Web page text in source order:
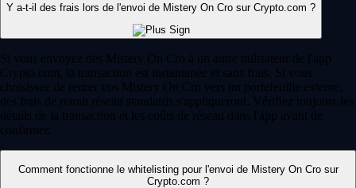
Y a-t-il des frais lors de l'envoi de Mistery On Cro sur Crypto.com ?
Si vous envoyez des Mistery On Cro à un autre utilisateur de l'app
Crypto.com, la transaction est instantanée et sans frais. Si vous
choisissez de retirer vos Mistery On Cro vers un portefeuille externe,
des frais de retrait réseau standards s'appliqueront. Vérifiez toujours les
détails de la transaction et les coûts de réseau dans l'app avant de
confirmer.
Comment fonctionne le whitelisting pour l'envoi de Mistery On Cro sur
Crypto.com ?